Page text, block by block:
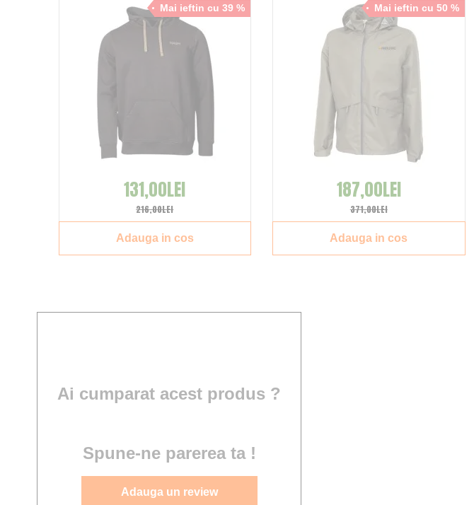
Ai cumparat acest produs ?
Spune-ne parerea ta !
Adauga un review
Mai ieftin cu 39 %
216,00LEI
131,00LEI
Adauga in cos
Mai ieftin cu 50 %
371,00LEI
187,00LEI
Adauga in cos